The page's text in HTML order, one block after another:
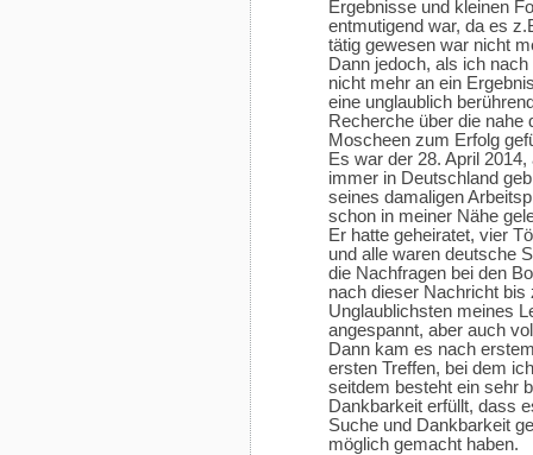
Ergebnisse und kleinen
entmutigend war, da es
tätig gewesen war nicht
Dann jedoch, als ich
nicht mehr an ein
eine unglaublich
Recherche über die nahe
Moscheen zum Erfolg
Es war der 28. April
immer in Deutschland
seines damaligen
schon in meiner Nähe
Er hatte geheiratet, vier
und alle waren deutsche
die Nachfragen bei den
nach dieser Nachricht bis
Unglaublichsten meines
angespannt, aber auch
Dann kam es nach
ersten Treffen, bei dem
seitdem besteht ein sehr
Dankbarkeit erfüllt, dass
Suche und Dankbarkeit
möglich gemacht haben.